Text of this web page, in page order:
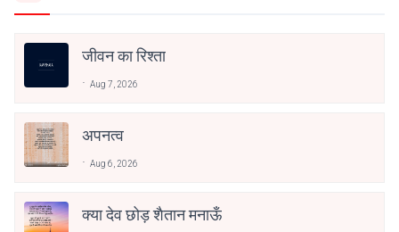
जीवन का रिश्ता
Aug 7, 2026
अपनत्व
Aug 6, 2026
क्या देव छोड़ शैतान मनाऊँ